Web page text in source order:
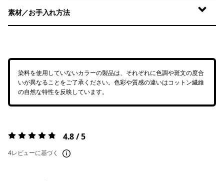
素材／お手入れ方法
染料を使用していないカラーの製品は、それぞれに色調や斑文の度合
いが異なることをご了承ください。色彩や質感の違いはコットン繊維
の自然な特性を反映しています。
評価:4.8 / 5 4.8 / 5
4レビューに基づく